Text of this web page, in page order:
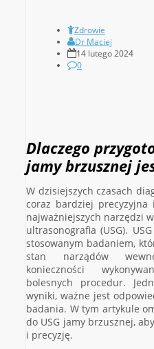
Zdrowie
Dr Maciej
14 lutego 2024
0
Dlaczego
jamy brzusznej
W dzisiejszych czasach
coraz bardziej
najważniejszych narzędzi
ultrasonografia (USG).
stosowanym badaniem,
stan narządów
konieczności
bolesnych procedur.
wyniki, ważne jest
badania. W tym artykule
do USG jamy brzusznej,
i precyzję.